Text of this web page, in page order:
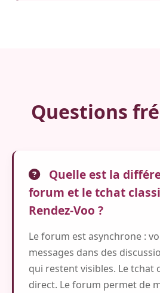
Questions
Quelle est la
forum et le tchat
Rendez-Voo ?
Le forum est asynchrone :
messages dans des
qui restent visibles. Le tchat
direct. Le forum permet de